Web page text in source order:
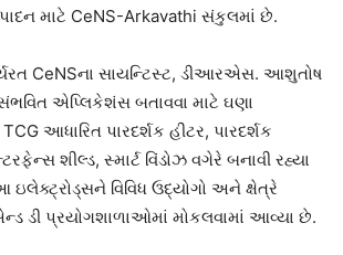
માટે CeNS-Arkavathi સંકુલમાં છે.
CeNSના સાયન્ટિસ્ટ, ડીઆરએસ. આશુતોષ
એપ્લિકેશંસ બતાવવા માટે ઘણા
આધારિત પારદર્શક હીટર, પારદર્શક
શીલ્ડ, સ્માર્ટ વિંડોઝ વગેરે બનાવી રહ્યા
વિવિધ ઉદ્યોગો અને ક્ષેત્રે
ડી પ્રયોગશાળાઓમાં મોકલવામાં આવ્યા છે.